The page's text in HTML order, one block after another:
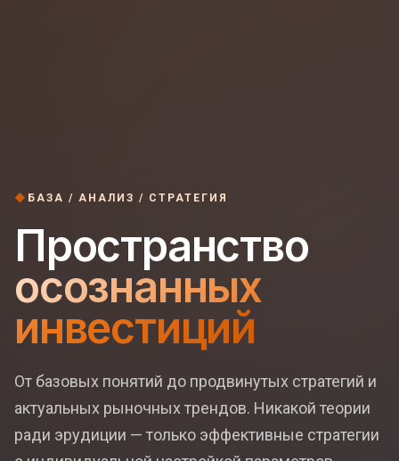
БАЗА / АНАЛИЗ / СТРАТЕГИЯ
Пространство
осознанных
инвестиций
От базовых понятий до продвинутых стратегий и
актуальных рыночных трендов. Никакой теории
ради эрудиции — только эффективные стратегии